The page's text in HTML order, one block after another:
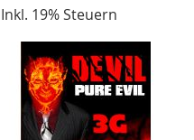
Inkl. 19% Steuern